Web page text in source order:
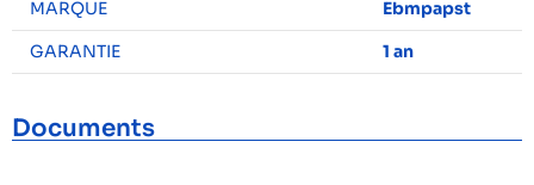
MARQUE
Ebmpapst
GARANTIE
1 an
Documents